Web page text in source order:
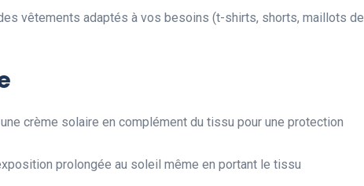
vêtements adaptés à vos besoins (t-shirts, shorts, maillots de
crème solaire en complément du tissu pour une protection
prolongée au soleil même en portant le tissu